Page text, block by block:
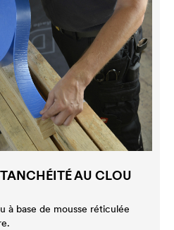
AU CLOU
à base de mousse réticulée